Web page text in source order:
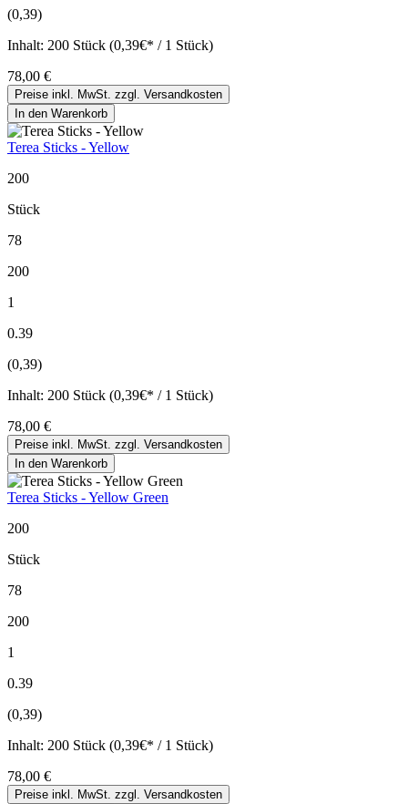
(0,39)
Inhalt: 200 Stück (0,39€* / 1 Stück)
78,00 €
Preise inkl. MwSt. zzgl. Versandkosten
In den Warenkorb
Terea Sticks - Yellow
200
Stück
78
200
1
0.39
(0,39)
Inhalt: 200 Stück (0,39€* / 1 Stück)
78,00 €
Preise inkl. MwSt. zzgl. Versandkosten
In den Warenkorb
Terea Sticks - Yellow Green
200
Stück
78
200
1
0.39
(0,39)
Inhalt: 200 Stück (0,39€* / 1 Stück)
78,00 €
Preise inkl. MwSt. zzgl. Versandkosten